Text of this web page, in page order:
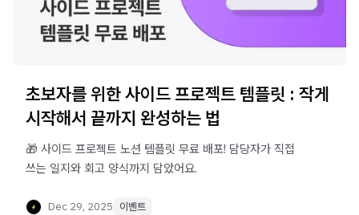
초보자를 위한 사이드 프로젝트 템플릿 : 작게
시작해서 끝까지 완성하는 법
🎁 사이드 프로젝트 노션 템플릿 무료 배포! 담당자가 직접
쓰는 일지와 회고 양식까지 담았어요.
Dec 29, 2025 이벤트